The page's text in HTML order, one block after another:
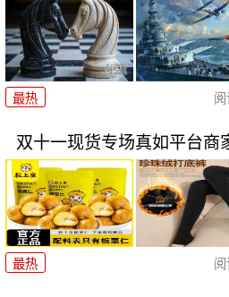
最热
双十一现货专场真如平台商
最热